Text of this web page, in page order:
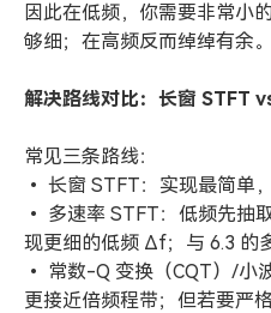
因此在低频，你需要非常小
够细；在高频反而绰绰有余。
解决路线对比：长窗 STFT
常见三条路线：
• 长窗 STFT：实现最简单
• 多速率 STFT：低频先抽
现更细的低频 Δf；与 6.3 的
• 常数-Q 变换（CQT）/小
更接近倍频程带；但若要严